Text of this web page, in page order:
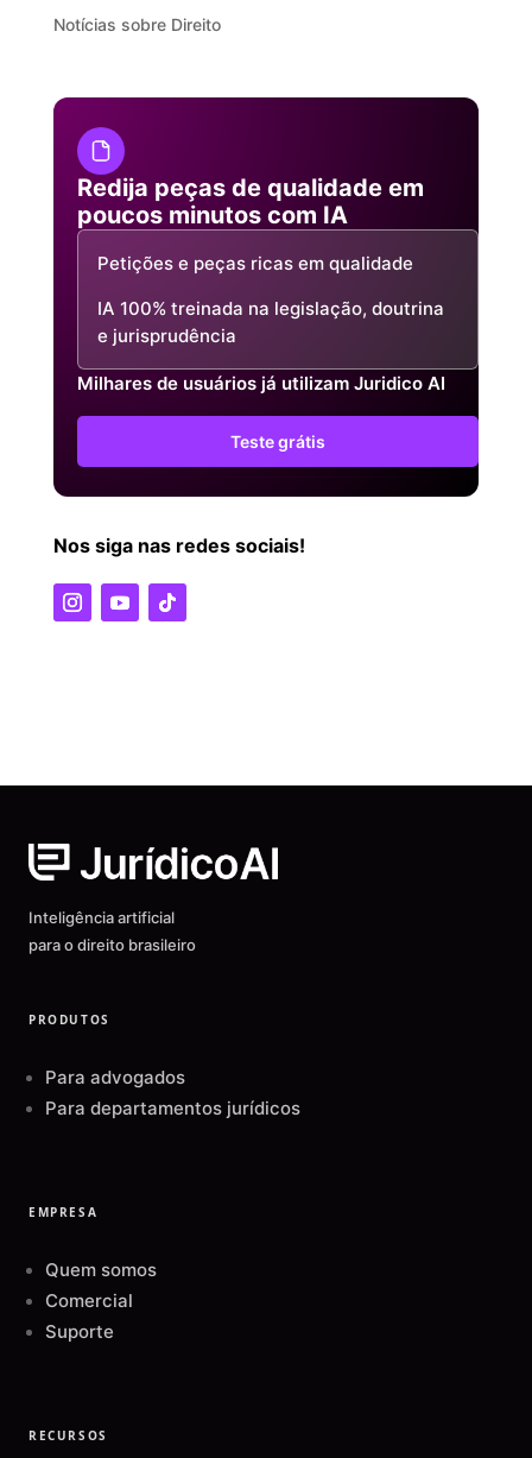
Notícias sobre Direito
Redija peças de qualidade em
poucos minutos com IA
Petições e peças ricas em qualidade
IA 100% treinada na legislação, doutrina
e jurisprudência
Milhares de usuários já utilizam Juridico AI
Teste grátis
Nos siga nas redes sociais!
Inteligência artificial
para o direito brasileiro
PRODUTOS
Para advogados
Para departamentos jurídicos
EMPRESA
Quem somos
Comercial
Suporte
RECURSOS